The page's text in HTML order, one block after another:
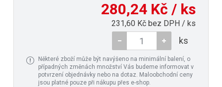
280,24 Kč / ks
231,60 Kč bez DPH / ks
ks
Některé zboží může být navýšeno na minimální balení, o
případných změnách množství Vás budeme informovat v
potvrzení objednávky nebo na dotaz. Maloobchodní ceny
jsou platné pouze při nákupu přes e-shop.